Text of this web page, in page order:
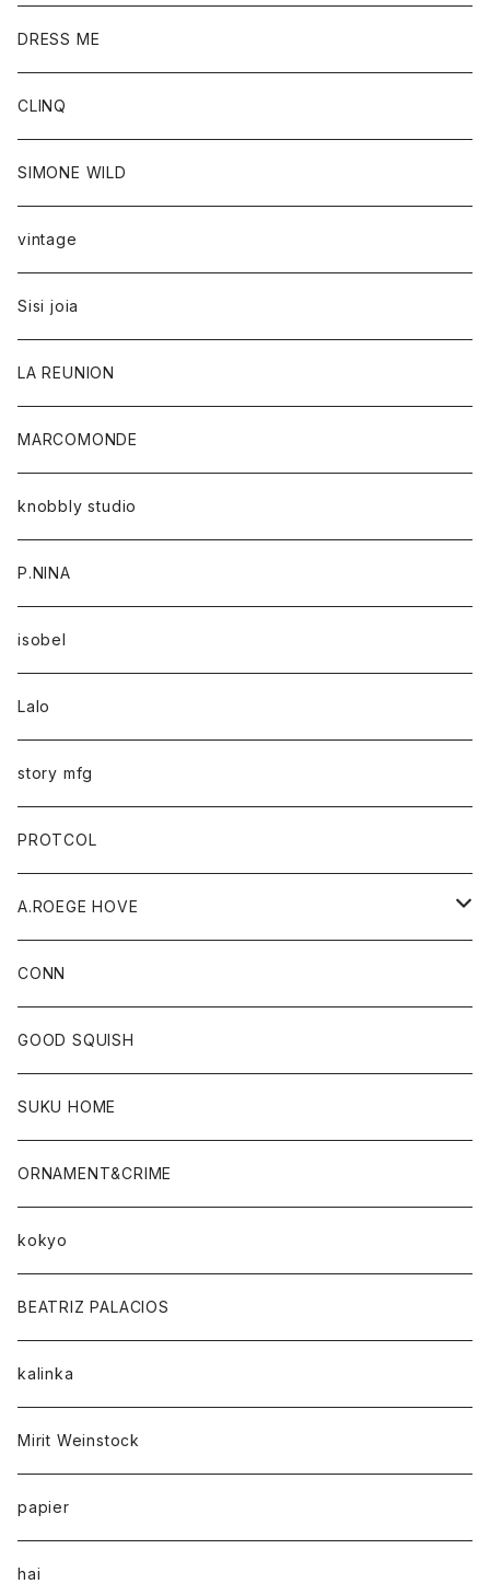
DRESS ME
CLINQ
SIMONE WILD
vintage
Sisi joia
LA REUNION
MARCOMONDE
knobbly studio
P.NINA
isobel
Lalo
story mfg
PROTCOL
A.ROEGE HOVE
CONN
CONN
GOOD SQUISH
SUKU HOME
ORNAMENT&CRIME
kokyo
BEATRIZ PALACIOS
kalinka
Mirit Weinstock
papier
hai